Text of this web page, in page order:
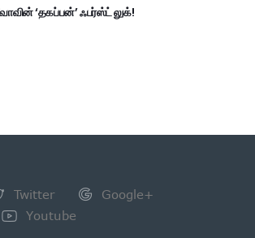
‘தகப்பன்’ ஃபர்ஸ்ட் லுக்!
Twitter
Google+
Youtube